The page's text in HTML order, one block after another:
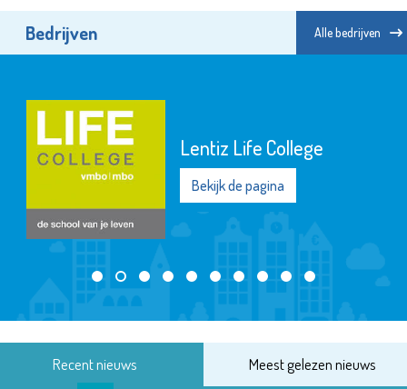
Bedrijven Alle bedrijven
Lentiz Life College
Bekijk de pagina
Recent nieuws Meest gelezen nieuws